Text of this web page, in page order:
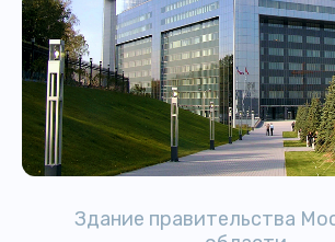
Здание правительства